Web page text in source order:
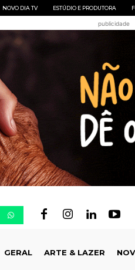
NOVO DIA TV ESTÚDIO E PRODUTORA
publicidade
GERAL ARTE & LAZER